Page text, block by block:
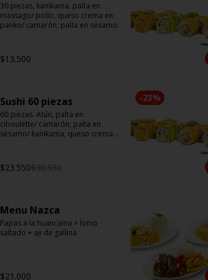
30 piezas, kanikama, palta en
massago/ pollo, queso crema en
panko/ camarón, palta en sésamo.
$13.500
-23%
Sushi 60 piezas
60 piezas. Atún, palta en
ciboulette/ camarón, palta en
sésamo/ kanikama, queso crema,
queso crema, cebollín en panko/
camarón, queso crema, en panko.
$23.550$30.550
Menu Nazca
Papas a la huancaina + lomo
saltado + aji de gallina
$21.000